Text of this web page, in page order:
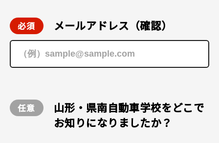
メールアドレス（確認）
山形・県南自動車学校をどこで
お知りになりましたか？